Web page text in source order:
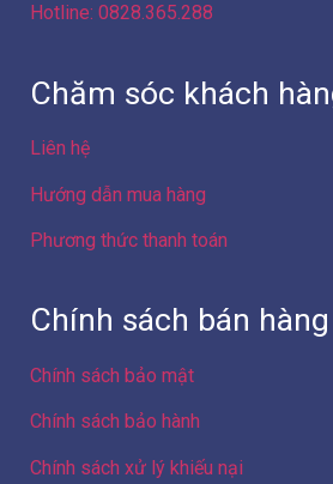
Hotline: 0828.365.288
Chăm sóc khách
Liên hệ
Hướng dẫn mua hàng
Phương thức thanh toán
Chính sách bán hàng
Chính sách bảo mật
Chính sách bảo hành
Chính sách xử lý khiếu nại